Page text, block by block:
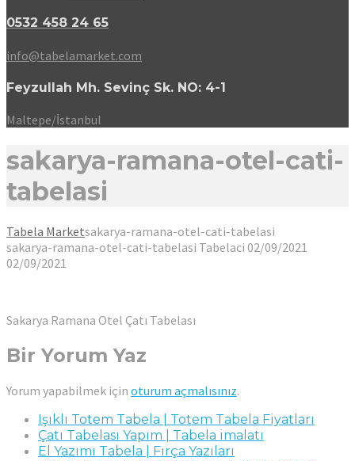
0532 458 24 65
info@tabelamarket.com
Feyzullah Mh. Sevinç Sk. NO: 4-1
Maltepe/İstanbul
sakarya-ramana-otel-cati-
tabelasi
Tabela Marketsakarya-ramana-otel-cati-tabelasi
sakarya-ramana-otel-cati-tabelasi Tabelaci 02/09/2021
02/09/2021
Sakarya Ramana Otel Çatı Tabelası
Bir Yorum Yaz
Yorum yapabilmek için oturum açmalısınız.
Işıklı Totem Tabela | Totem Tabela Fiyatları
Çatı Tabelası Yapım | Tabela imalatı
El Yazımı Tabela | Fırça Yazıları